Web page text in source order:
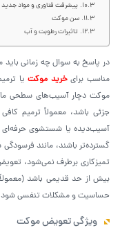
پیشرفت فناوری و مواد جدید
سن موکت
تاثیرات رطوبت و آب
در پاسخ به سوال چه زمانی
مناسب برایخرید موکتیا
موکت دچار آسیب‌های سطحی
جزئی باشد، معمولاً ترمیم
آسیب‌دیده یا شستشوی حرفه‌ای
گسترده‌تر باشند، مانند فرسودگی
تمیزکاری برطرف نمی‌شود،
حساسیت و مشکلات تنفسی
ویژگی تعویض موکت